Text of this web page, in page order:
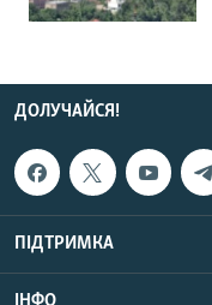
ДОЛУЧАЙСЯ!
ПІДТРИМКА
ІНФО